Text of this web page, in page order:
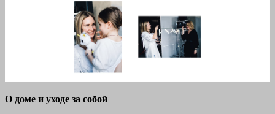
О доме и уходе за собой